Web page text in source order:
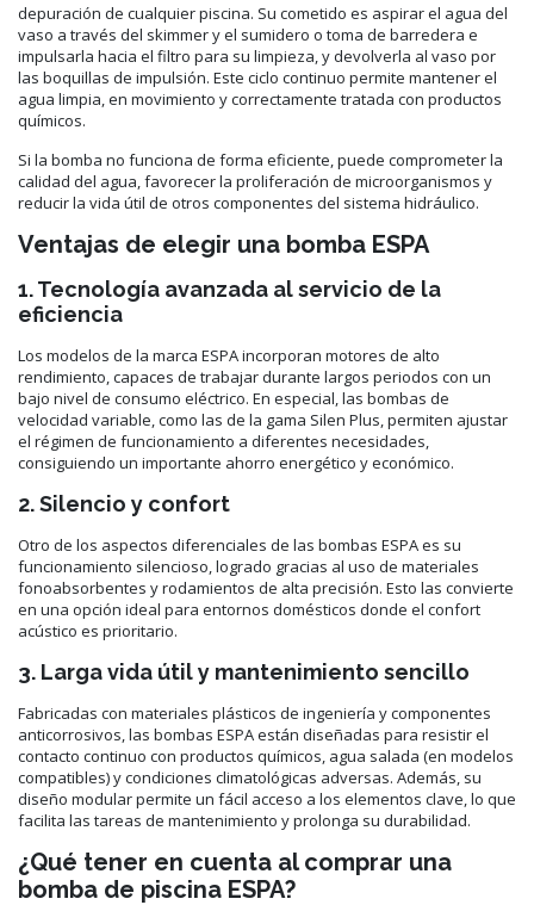
depuración de cualquier piscina. Su cometido es aspirar el agua del
vaso a través del skimmer y el sumidero o toma de barredera e
impulsarla hacia el filtro para su limpieza, y devolverla al vaso por
las boquillas de impulsión. Este ciclo continuo permite mantener el
agua limpia, en movimiento y correctamente tratada con productos
químicos.
Si la bomba no funciona de forma eficiente, puede comprometer la
calidad del agua, favorecer la proliferación de microorganismos y
reducir la vida útil de otros componentes del sistema hidráulico.
Ventajas de elegir una bomba ESPA
1. Tecnología avanzada al servicio de la
eficiencia
Los modelos de la marca ESPA incorporan motores de alto
rendimiento, capaces de trabajar durante largos periodos con un
bajo nivel de consumo eléctrico. En especial, las bombas de
velocidad variable, como las de la gama Silen Plus, permiten ajustar
el régimen de funcionamiento a diferentes necesidades,
consiguiendo un importante ahorro energético y económico.
2. Silencio y confort
Otro de los aspectos diferenciales de las bombas ESPA es su
funcionamiento silencioso, logrado gracias al uso de materiales
fonoabsorbentes y rodamientos de alta precisión. Esto las convierte
en una opción ideal para entornos domésticos donde el confort
acústico es prioritario.
3. Larga vida útil y mantenimiento sencillo
Fabricadas con materiales plásticos de ingeniería y componentes
anticorrosivos, las bombas ESPA están diseñadas para resistir el
contacto continuo con productos químicos, agua salada (en modelos
compatibles) y condiciones climatológicas adversas. Además, su
diseño modular permite un fácil acceso a los elementos clave, lo que
facilita las tareas de mantenimiento y prolonga su durabilidad.
¿Qué tener en cuenta al comprar una
bomba de piscina ESPA?